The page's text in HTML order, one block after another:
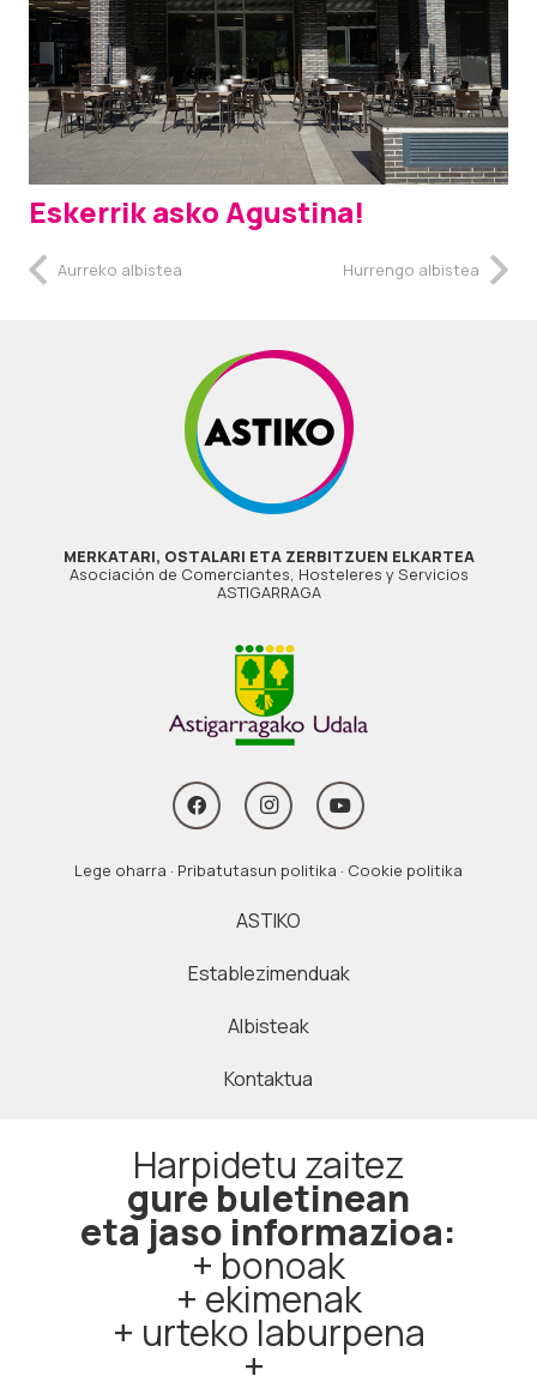
Eskerrik asko Agustina!
Aurreko albistea Hurrengo albistea
MERKATARI, OSTALARI ETA ZERBITZUEN ELKARTEA
Asociación de Comerciantes, Hosteleres y Servicios
ASTIGARRAGA
Lege oharra · Pribatutasun politika · Cookie politika
ASTIKO
Establezimenduak
Albisteak
Kontaktua
Harpidetu zaitez
gure buletinean
eta jaso informazioa:
+ bonoak
+ ekimenak
+ urteko laburpena